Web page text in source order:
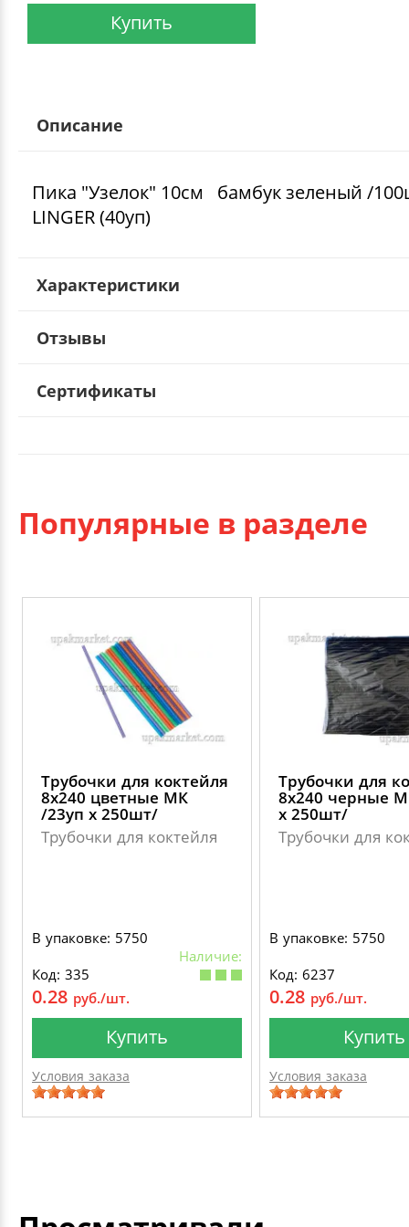
Купить
Описание
Пика "Узелок" 10см бамбук зеленый /
LINGER (40уп)
Характеристики
Отзывы
Сертификаты
Популярные в разделе
Трубочки для коктейля
8х240 цветные МК
/23уп х 250шт/
Трубочки для коктейля
В упаковке: 5750
Наличие:
Код: 335
0.28 руб./шт.
Купить
Условия заказа
Трубочки для
8х240 черные
х 250шт/
Трубочки для
В упаковке: 5750
Код: 6237
0.28 руб./шт.
Купить
Условия заказа